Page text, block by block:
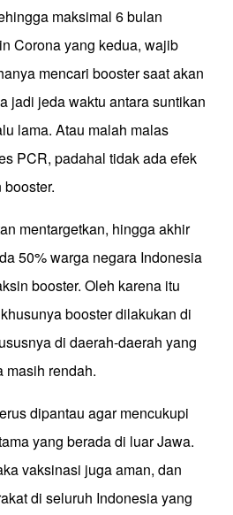
maksimal 6 bulan
Corona yang kedua, wajib
mencari booster saat akan
jadi jeda waktu antara suntikan
lama. Atau malah malas
PCR, padahal tidak ada efek
mentargetkan, hingga akhir
50% warga negara Indonesia
booster. Oleh karena itu
unya booster dilakukan di
di daerah-daerah yang
masih rendah.
dipantau agar mencukupi
yang berada di luar Jawa.
vaksinasi juga aman, dan
di seluruh Indonesia yang